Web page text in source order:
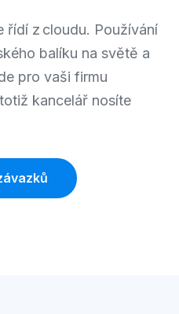
řídí z cloudu. Používání
balíku na světě a
pro vaši firmu
kancelář nosíte